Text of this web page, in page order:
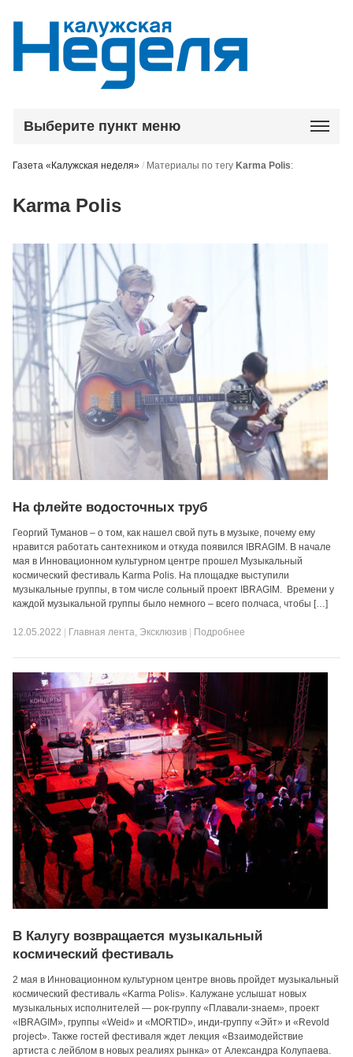
Выберите пункт меню
Газета «Калужская неделя» / Материалы по тегу Karma Polis:
Karma Polis
На флейте водосточных труб
Георгий Туманов – о том, как нашел свой путь в музыке, почему ему
нравится работать сантехником и откуда появился IBRAGIM. В начале
мая в Инновационном культурном центре прошел Музыкальный
космический фестиваль Karma Polis. На площадке выступили
музыкальные группы, в том числе сольный проект IBRAGIM. Времени у
каждой музыкальной группы было немного – всего полчаса, чтобы […]
12.05.2022 Главная лента, Эксклюзив Подробнее
В Калугу возвращается музыкальный
космический фестиваль
2 мая в Инновационном культурном центре вновь пройдет музыкальный
космический фестиваль «Karma Polis». Калужане услышат новых
музыкальных исполнителей — рок-группу «Плавали-знаем», проект
«IBRAGIM», группы «Weid» и «MORTID», инди-группу «Эйт» и «Revold
project». Также гостей фестиваля ждет лекция «Взаимодействие
артиста с лейблом в новых реалиях рынка» от Александра Колупаева.